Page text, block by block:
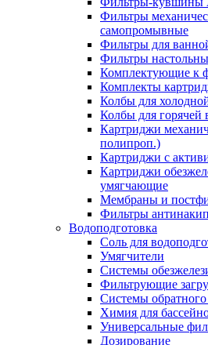
Фильтры
самопромывные
Фильтры для
Фильтры
Комплектующие к
Комплекты
Колбы для
Колбы для горячей
Картриджи
полипроп.)
Картриджи с
Картриджи
умягчающие
Мембраны и
Фильтры
Водоподготовка
Соль для
Умягчители
Системы
Фильтрующие
Системы обратного
Химия для
Универсальные
Дозирование